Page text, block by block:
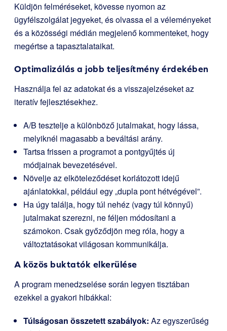
Küldjön felméréseket, kövesse nyomon az
ügyfélszolgálat jegyeket, és olvassa el a véleményeket
és a közösségi médián megjelenő kommenteket, hogy
megértse a tapasztalataikat.
Optimalizálás a jobb teljesítmény érdekében
Használja fel az adatokat és a visszajelzéseket az
iteratív fejlesztésekhez.
A/B tesztelje a különböző jutalmakat, hogy lássa,
melyiknél magasabb a beváltási arány.
Tartsa frissen a programot a pontgyűjtés új
módjainak bevezetésével.
Növelje az elköteleződéset korlátozott idejű
ajánlatokkal, például egy „dupla pont hétvégével”.
Ha úgy találja, hogy túl nehéz (vagy túl könnyű)
jutalmakat szerezni, ne féljen módosítani a
számokon. Csak győződjön meg róla, hogy a
változtatásokat világosan kommunikálja.
A közös buktatók elkerülése
A program menedzselése során legyen tisztában
ezekkel a gyakori hibákkal:
Túlságosan összetett szabályok: Az egyszerűség